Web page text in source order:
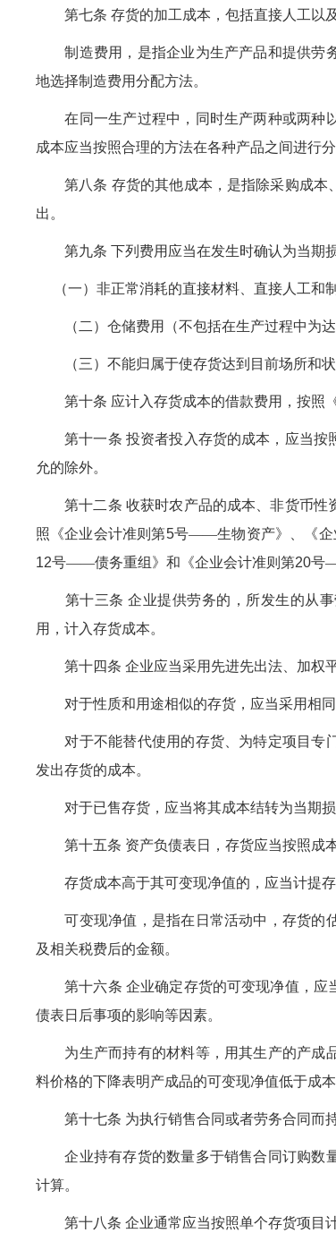
第七条 存货的加工成本，包括直接人工以及
制造费用，是指企业为生产产品和提供劳
地选择制造费用分配方法。
在同一生产过程中，同时生产两种或两种
成本应当按照合理的方法在各种产品之间进行分
第八条 存货的其他成本，是指除采购成本
出。
第九条 下列费用应当在发生时确认为当期损
（一）非正常消耗的直接材料、直接人工和制
（二）仓储费用（不包括在生产过程中为达
（三）不能归属于使存货达到目前场所和状
第十条 应计入存货成本的借款费用，按照
第十一条 投资者投入存货的成本，应当按
允的除外。
第十二条 收获时农产品的成本、非货币性
照《企业会计准则第5号——生物资产》、《企
12号——债务重组》和《企业会计准则第20号
第十三条 企业提供劳务的，所发生的从事
用，计入存货成本。
第十四条 企业应当采用先进先出法、加权平
对于性质和用途相似的存货，应当采用相同
对于不能替代使用的存货、为特定项目专
发出存货的成本。
对于已售存货，应当将其成本结转为当期损
第十五条 资产负债表日，存货应当按照成本
存货成本高于其可变现净值的，应当计提存
可变现净值，是指在日常活动中，存货的
及相关税费后的金额。
第十六条 企业确定存货的可变现净值，应
债表日后事项的影响等因素。
为生产而持有的材料等，用其生产的产成
料价格的下降表明产成品的可变现净值低于成
第十七条 为执行销售合同或者劳务合同而持
企业持有存货的数量多于销售合同订购数
计算。
第十八条 企业通常应当按照单个存货项目计